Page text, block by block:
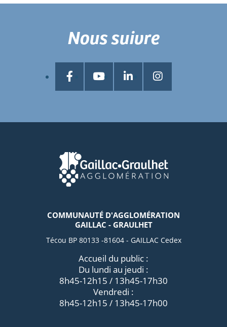
COMMUNAUTÉ D'AGGLOMÉRATION
GAILLAC - GRAULHET
Técou BP 80133 -81604 - GAILLAC Cedex
Accueil du public :
Du lundi au jeudi :
8h45-12h15 / 13h45-17h30
Vendredi :
8h45-12h15 / 13h45-17h00
Nous suivre